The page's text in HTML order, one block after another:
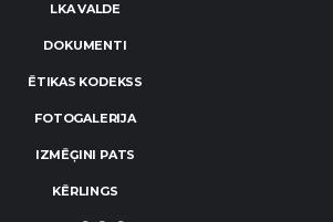
LKA VALDE
DOKUMENTI
ĒTIKAS KODEKSS
FOTOGALERIJA
IZMĒĢINI PATS
KĒRLINGS